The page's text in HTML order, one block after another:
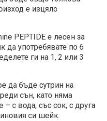
е изцяло
PEPTIDE е лесен за
да употребявате по 6
ги на 1, 2 или 3
да бъде сутрин на
сън, като няма
с вода, със сок, с друга
си шейк.